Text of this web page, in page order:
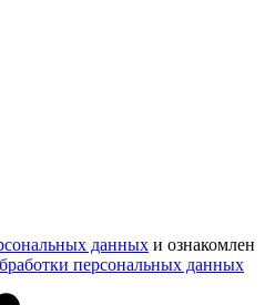
данных и ознакомлен
персональных данных